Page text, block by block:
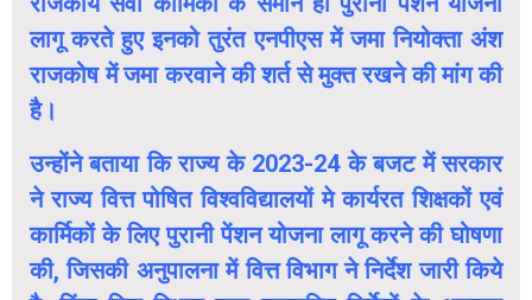
लागू करते हुए इनको तुरंत एनपीएस में जमा नियोक्ता अंश
राजकोष में जमा करवाने की शर्त से मुक्त रखने की मांग की
है।
उन्होंने बताया कि राज्य के 2023-24 के बजट में सरकार
ने राज्य वित्त पोषित विश्वविद्यालयों मे कार्यरत शिक्षकों एवं
कार्मिकों के लिए पुरानी पेंशन योजना लागू करने की घोषणा
की, जिसकी अनुपालना में वित्त विभाग ने निर्देश जारी किये